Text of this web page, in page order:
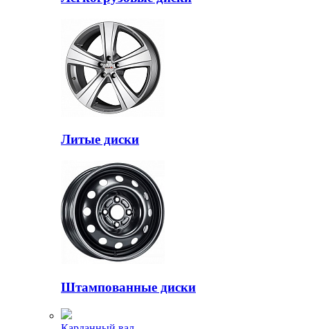
Литые диски
Штампованные диски